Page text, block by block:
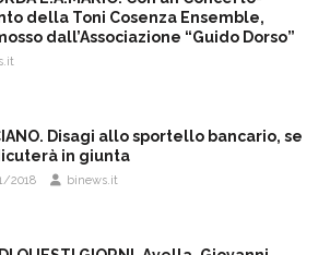
della Toni Cosenza Ensemble,
dall’Associazione “Guido Dorso”
Disagi allo sportello bancario, se
in giunta
2018 binews.it